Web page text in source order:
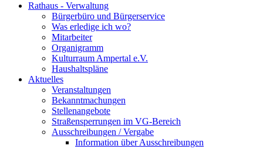
Rathaus - Verwaltung
Bürgerbüro und Bürgerservice
Was erledige ich wo?
Mitarbeiter
Organigramm
Kulturraum Ampertal e.V.
Haushaltspläne
Aktuelles
Veranstaltungen
Bekanntmachungen
Stellenangebote
Straßensperrungen im VG-Bereich
Ausschreibungen / Vergabe
Information über Ausschreibungen